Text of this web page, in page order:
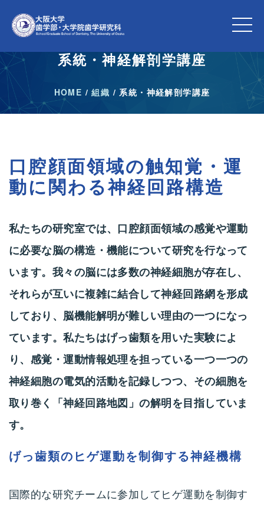
系統・神経解剖学講座
HOME / 組織 / 系統・神経解剖学講座
口腔顔面領域の触知覚・運
動に関わる神経回路構造
私たちの研究室では、口腔顔面領域の感覚や運動
に必要な脳の構造・機能について研究を行なって
います。我々の脳には多数の神経細胞が存在し、
それらが互いに複雑に結合して神経回路網を形成
しており、脳機能解明が難しい理由の一つになっ
ています。私たちはげっ歯類を用いた実験によ
り、感覚・運動情報処理を担っている一つ一つの
神経細胞の電気的活動を記録しつつ、その細胞を
取り巻く「神経回路地図」の解明を目指していま
す。
げっ歯類のヒゲ運動を制御する神経機構
国際的な研究チームに参加してヒゲ運動を制御す